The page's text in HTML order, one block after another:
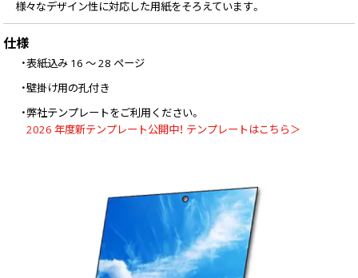
様々なデザイン性に対応した用紙をそろえています。
仕様
・表紙込み 16 ～ 28 ページ
・壁掛け用の孔付き
・弊社テンプレートをご利用ください。
2026 年度新テンプレート公開中！ テンプレートはこちら＞